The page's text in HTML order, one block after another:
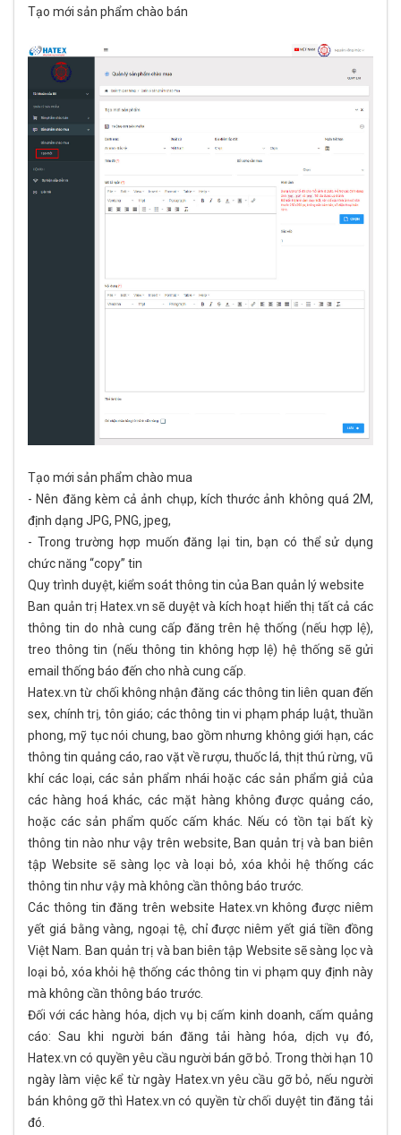
Tạo mới sản phẩm chào bán
Tạo mới sản phẩm chào mua
- Nên đăng kèm cả ảnh chụp, kích thước ảnh không quá 2M,
định dạng JPG, PNG, jpeg,
- Trong trường hợp muốn đăng lại tin, bạn có thể sử dụng
chức năng “copy” tin
Quy trình duyệt, kiểm soát thông tin của Ban quản lý website
Ban quản trị Hatex.vn sẽ duyệt và kích hoạt hiển thị tất cả các
thông tin do nhà cung cấp đăng trên hệ thống (nếu hợp lệ),
treo thông tin (nếu thông tin không hợp lệ) hệ thống sẽ gửi
email thống báo đến cho nhà cung cấp.
Hatex.vn từ chối không nhận đăng các thông tin liên quan đến
sex, chính trị, tôn giáo; các thông tin vi phạm pháp luật, thuần
phong, mỹ tục nói chung, bao gồm nhưng không giới hạn, các
thông tin quảng cáo, rao vặt về rượu, thuốc lá, thịt thú rừng, vũ
khí các loại, các sản phẩm nhái hoặc các sản phẩm giả của
các hàng hoá khác, các mặt hàng không được quảng cáo,
hoặc các sản phẩm quốc cấm khác. Nếu có tồn tại bất kỳ
thông tin nào như vậy trên website, Ban quản trị và ban biên
tập Website sẽ sàng lọc và loại bỏ, xóa khỏi hệ thống các
thông tin như vậy mà không cần thông báo trước.
Các thông tin đăng trên website Hatex.vn không được niêm
yết giá bằng vàng, ngoại tệ, chỉ được niêm yết giá tiền đồng
Việt Nam. Ban quản trị và ban biên tập Website sẽ sàng lọc và
loại bỏ, xóa khỏi hệ thống các thông tin vi phạm quy định này
mà không cần thông báo trước.
Đối với các hàng hóa, dịch vụ bị cấm kinh doanh, cấm quảng
cáo: Sau khi người bán đăng tải hàng hóa, dịch vụ đó,
Hatex.vn có quyền yêu cầu người bán gỡ bỏ. Trong thời hạn 10
ngày làm việc kể từ ngày Hatex.vn yêu cầu gỡ bỏ, nếu người
bán không gỡ thì Hatex.vn có quyền từ chối duyệt tin đăng tải
đó.